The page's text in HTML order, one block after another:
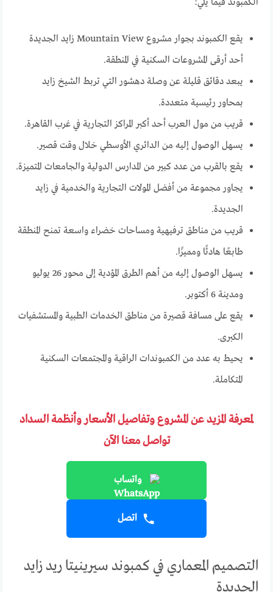
يقع الكمبوند بجوار مشروع Mountain View زايد الجديدة
أحد أرقى المشروعات السكنية في المنطقة.
يبعد دقائق قليلة عن وصلة دهشور التي تربط الشيخ زايد
بمحاور رئيسية متعددة.
قريب من مول العرب أحد أكبر المراكز التجارية في غرب القاهرة.
يسهل الوصول إليه من الدائري الأوسطي خلال وقت قصير.
يقع بالقرب من عدد كبير من المدارس الدولية والجامعات المتميزة.
يجاور مجموعة من أفضل المولات التجارية والخدمية في زايد
الجديدة.
قريب من مناطق ترفيهية ومساحات خضراء واسعة تمنح المنطقة
طابعًا هادئًا ومميزًا.
يسهل الوصول إليه من أهم الطرق المؤدية إلى محور 26 يوليو
ومدينة 6 أكتوبر.
يقع على مسافة قصيرة من مناطق الخدمات الطبية والمستشفيات
الكبرى.
يحيط به عدد من الكمبوندات الراقية والمجتمعات السكنية
المتكاملة.
لمعرفة المزيد عن المشروع وتفاصيل الأسعار وأنظمة السداد
تواصل معنا الآن
واتساب
اتصل
التصميم المعماري في كمبوند سيرينيتا ريد زايد
الجديدة